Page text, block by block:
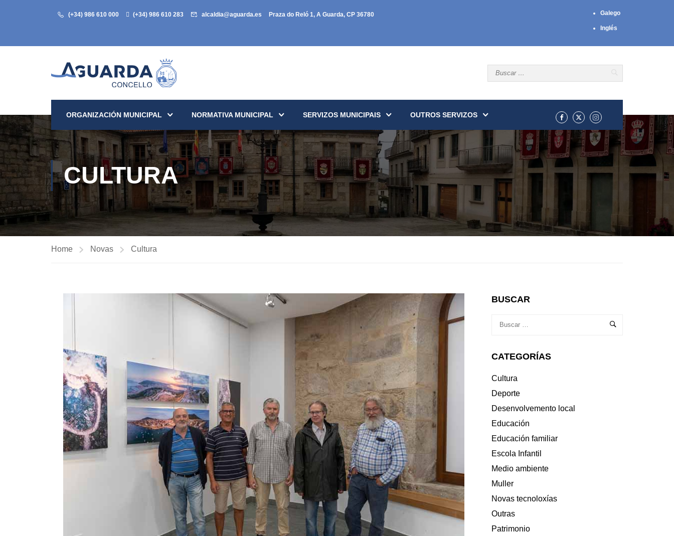
(+34) 986 610 000 (+34) 986 610 283 alcaldia@aguarda.es Praza do Reló 1, A Guarda, CP 36780 Galego
Inglés
ORGANIZACIÓN MUNICIPAL NORMATIVA MUNICIPAL SERVIZOS MUNICIPAIS OUTROS SERVIZOS
CULTURA
Home Novas Cultura
BUSCAR
CATEGORÍAS
Cultura
Deporte
Desenvolvemento local
Educación
Educación familiar
Escola Infantil
Medio ambiente
Muller
Novas tecnoloxías
Outras
Patrimonio